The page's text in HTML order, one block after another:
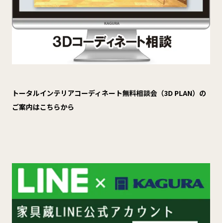
トータルインテリアコーディネート無料相談会（3D PLAN）の
ご案内はこちらから